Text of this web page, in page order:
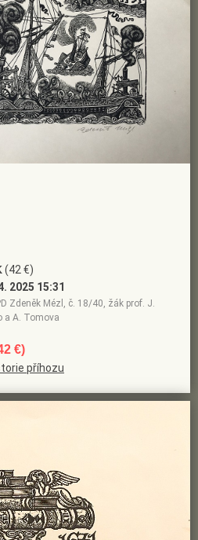
(42 €)
2025 15:31
Zdeněk Mézl, č. 18/40, žák prof. J.
a A. Tomova
€)
příhozu